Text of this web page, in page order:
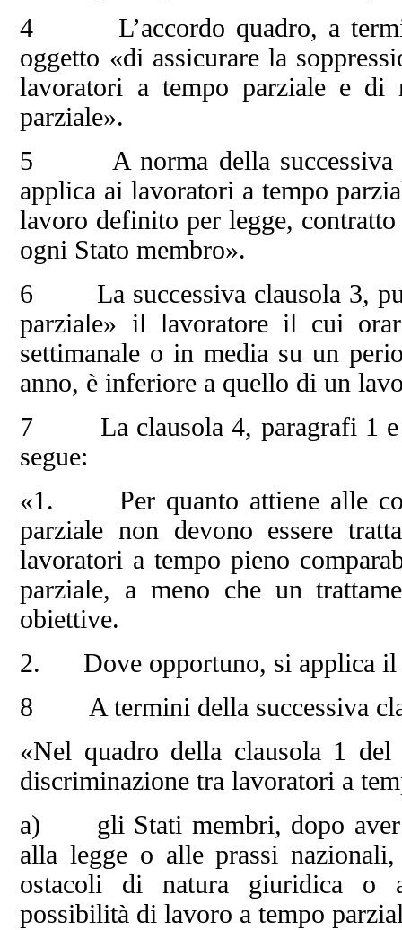
4 L’accordo quadro, a
oggetto «di assicurare la
lavoratori a tempo parziale e
parziale».
5 A norma della successiva
applica ai lavoratori a tempo
lavoro definito per legge,
ogni Stato membro».
6 La successiva clausola 3,
parziale» il lavoratore il cui
settimanale o in media su un
anno, è inferiore a quello di un
7 La clausola 4, paragrafi 1 e
segue:
«1. Per quanto attiene alle
parziale non devono essere
lavoratori a tempo pieno
parziale, a meno che un
obiettive.
2. Dove opportuno, si applica il
8 A termini della successiva
«Nel quadro della clausola 1
discriminazione tra lavoratori a
a) gli Stati membri, dopo aver
alla legge o alle prassi
ostacoli di natura giuridica o
possibilità di lavoro a tempo